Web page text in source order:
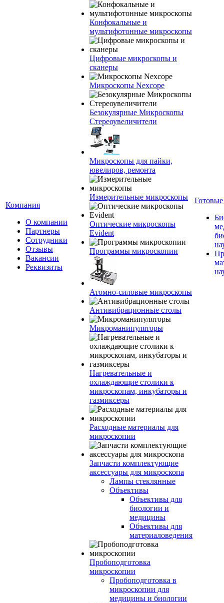
Компания
О компании
Партнеры
Сотрудники
Отзывы
Вакансии
Реквизиты
Конфокальные и
мультифотонные микроскопы
Цифровые микроскопы и
сканеры
Микроскопы Nexcope
Безокулярные Микроскопы
Стереоувеличители
Микроскопы для пайки,
ювелиров, ремонта
Измерительные микроскопы
Оптические микроскопы
Evident
Программы микроскопии
Атомно-силовые микроскопы
Антивибрационные столы
Микроманипуляторы
Нагревательные и
охлаждающие столики к
микроскопам, инкубаторы и
газмиксеры
Расходные материалы для
микроскопии
Запчасти комплектующие
аксессуары для микроскопа
Лампы стеклянные
Объективы
Объективы для
биологии и
медицины
Объективы для
материаловедения
Пробоподготовка
микроскопии
Пробоподготовка в
микроскопии для
медицины и биологии